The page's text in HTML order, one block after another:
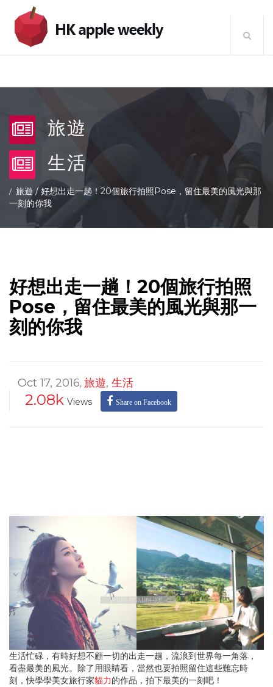
旅遊
生活
旅遊 /好想出走一趟！20個旅行拍照Pose，留住最美的風光與那
一刻的你我
好想出走一趟！20個旅行拍照
Pose，留住最美的風光與那一
刻的你我
Oct 17, 2016, 旅遊, 生活
2.08k Views Share on Facebook
生活忙碌，有時好想不顧一切的出走一趟，流浪到世界每一角落，
看盡最美的風光。除了用眼睛看，當然也要拍照留住這些難忘時
刻，快學學美女旅行家貓力的作品，拍下最美的一刻吧！